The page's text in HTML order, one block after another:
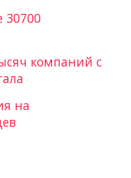
30700
компаний с
на